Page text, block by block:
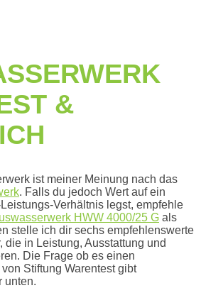
&
ist meiner Meinung nach das
. Falls du jedoch Wert auf ein
Verhältnis legst, empfehle
HWW 4000/25 G als
stelle ich dir sechs empfehlenswerte
die in Leistung, Ausstattung und
Die Frage ob es einen
Stiftung Warentest gibt
unten.